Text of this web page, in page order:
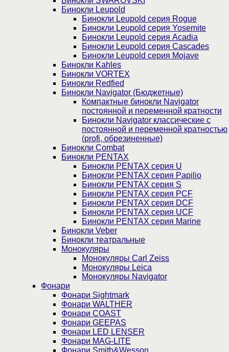
Бинокли Leupold
Бинокли Leupold серия Rogue
Бинокли Leupold серия Yosemite
Бинокли Leupold серия Acadia
Бинокли Leupold серия Cascades
Бинокли Leupold серия Mojave
Бинокли Kahles
Бинокли VORTEX
Бинокли Redfied
Бинокли Navigator (Бюджетные)
Компактные бинокли Navigator
постоянной и переменной кратности
Бинокли Navigator классические с
постоянной и переменной кратностью
(profi, обрезиненные)
Бинокли Combat
Бинокли PENTAX
Бинокли PENTAX серия U
Бинокли PENTAX серия Papilio
Бинокли PENTAX серия S
Бинокли PENTAX серия PCF
Бинокли PENTAX серия DCF
Бинокли PENTAX серия UCF
Бинокли PENTAX серия Marine
Бинокли Veber
Бинокли театральные
Монокуляры
Монокуляры Carl Zeiss
Монокуляры Leica
Монокуляры Navigator
Фонари
Фонари Sightmark
Фонари WALTHER
Фонари COAST
Фонари GEEPAS
Фонари LED LENSER
Фонари MAG-LITE